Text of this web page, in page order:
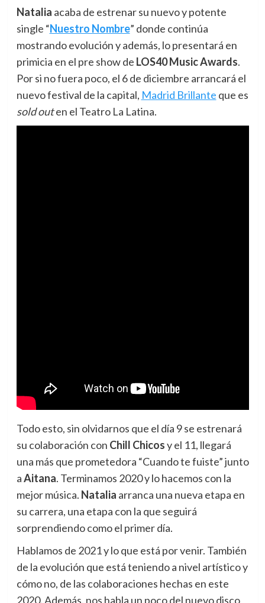
Natalia acaba de estrenar su nuevo y potente
single “Nuestro Nombre” donde continúa
mostrando evolución y además, lo presentará en
primicia en el pre show de LOS40 Music Awards.
Por si no fuera poco, el 6 de diciembre arrancará el
nuevo festival de la capital, Madrid Brillante que es
sold outen el Teatro La Latina.
Todo esto, sin olvidarnos que el día 9 se estrenará
su colaboración con Chill Chicosy el 11, llegará
una más que prometedora “Cuando te fuiste” junto
aAitana. Terminamos 2020 y lo hacemos con la
mejor música. Natalia arranca una nueva etapa en
su carrera, una etapa con la que seguirá
sorprendiendo como el primer día.
Hablamos de 2021 y lo que está por venir. También
de la evolución que está teniendo a nivel artístico y
cómo no, de las colaboraciones hechas en este
2020. Además, nos habla un poco del nuevo disco